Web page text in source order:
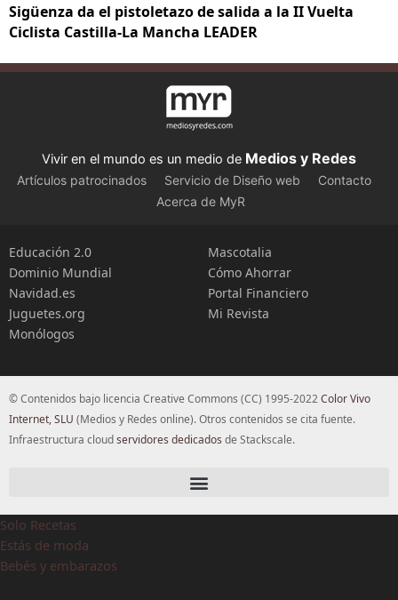
Sigüenza da el pistoletazo de salida a la II Vuelta
Ciclista Castilla-La Mancha LEADER
Vivir en el mundo es un medio de Medios y Redes
Artículos patrocinados Servicio de Diseño web
Contacto
Acerca de MyR
Educación 2.0
Dominio Mundial
Navidad.es
Juguetes.org
Monólogos
Mascotalia
Cómo Ahorrar
Portal Financiero
Mi Revista
© Contenidos bajo licencia Creative Commons (CC) 1995-2022Color Vivo
Internet, SLU (Medios y Redes online). Otros contenidos se cita fuente.
Infraestructura cloudservidores dedicados de Stackscale.
Solo Recetas
Estás de moda
Bebés y embarazos